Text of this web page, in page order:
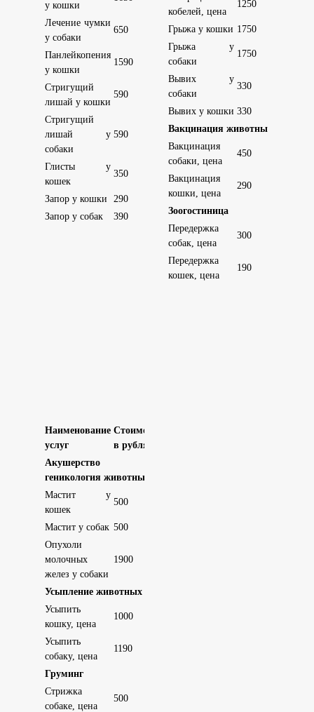
у кошки
Лечение чумки
у собаки
650
Панлейкопения
у кошки
1590
Стригущий
лишай у кошки
590
Стригущий
лишай у
собаки
590
Глисты у
кошек
350
Запор у кошки
290
Запор у собак
390
кобелей, цена
1250
Грыжа у кошки 1750
Грыжа у
собаки
1750
Вывих у
собаки
330
Вывих у кошки 330
Вакцинация животных
Вакцинация
собаки, цена
450
Вакцинация
кошки, цена
290
Зоогостиница
Передержка
собак, цена
300
Передержка
кошек, цена
190
Наименование
услуг
Стоимость
в рублях
Акушерство и
геникология животных
Мастит у
кошек
500
Мастит у собак 500
Опухоли
молочных
желез у собаки
1900
Усыпление животных
Усыпить
кошку, цена
1000
Усыпить
собаку, цена
1190
Груминг
Стрижка
собаке, цена
500